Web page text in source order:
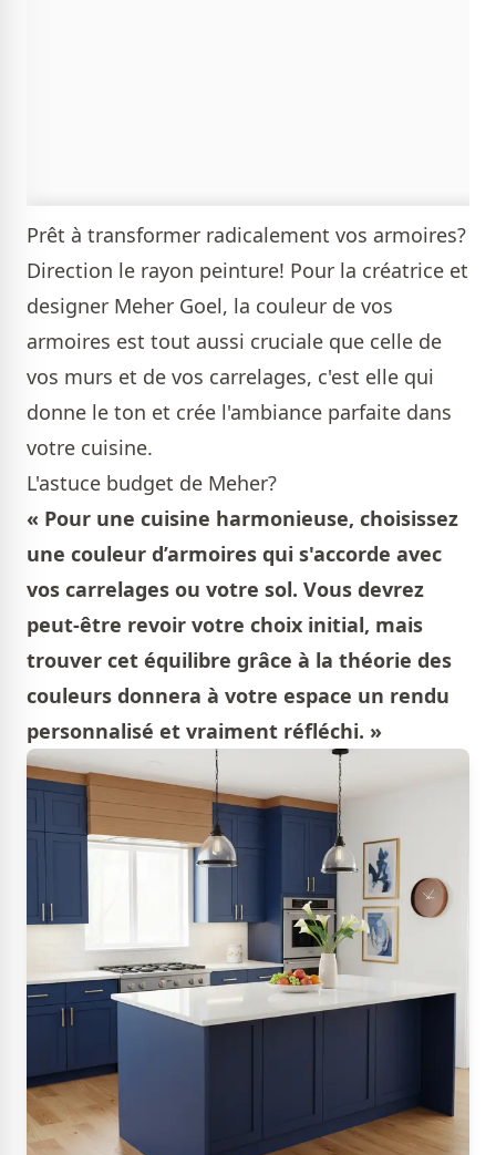
Prêt à transformer radicalement vos armoires?
Direction le rayon peinture! Pour la créatrice et
designer Meher Goel, la couleur de vos
armoires est tout aussi cruciale que celle de
vos murs et de vos carrelages, c'est elle qui
donne le ton et crée l'ambiance parfaite dans
votre cuisine.
L'astuce budget de Meher?
« Pour une cuisine harmonieuse, choisissez
une couleur d’armoires qui s'accorde avec
vos carrelages ou votre sol. Vous devrez
peut-être revoir votre choix initial, mais
trouver cet équilibre grâce à la théorie des
couleurs donnera à votre espace un rendu
personnalisé et vraiment réfléchi. »